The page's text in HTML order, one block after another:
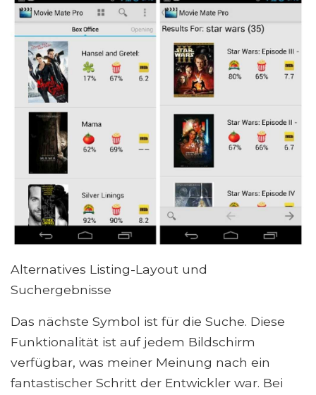
Alternatives Listing-Layout und
Suchergebnisse
Das nächste Symbol ist für die Suche. Diese
Funktionalität ist auf jedem Bildschirm
verfügbar, was meiner Meinung nach ein
fantastischer Schritt der Entwickler war. Bei